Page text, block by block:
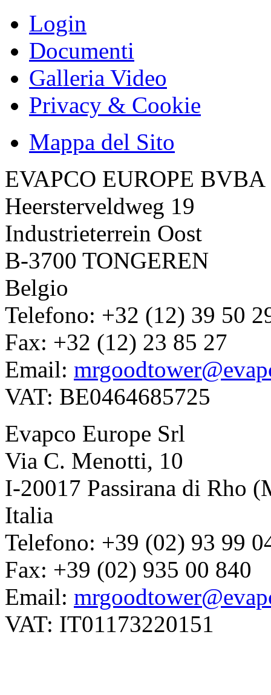
Login
Documenti
Galleria Video
Privacy & Cookie
Mappa del Sito
EVAPCO EUROPE BVBA
Heersterveldweg 19
Industrieterrein Oost
B-3700 TONGEREN
Belgio
Telefono: +32 (12) 39 50
Fax: +32 (12) 23 85 27
Email:
VAT: BE0464685725
Evapco Europe Srl
Via C. Menotti, 10
I-20017 Passirana di Rho
Italia
Telefono: +39 (02) 93 99
Fax: +39 (02) 935 00 840
Email:
VAT: IT01173220151